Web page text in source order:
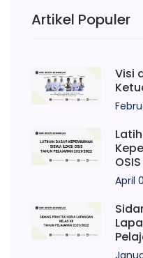
Artikel Populer
Visi
April